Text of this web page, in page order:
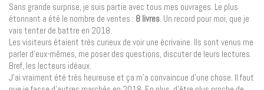
Sans grande surprise, je suis partie avec tous mes ouvrages. Le plus
étonnant a été le nombre de ventes : 8 livres. Un record pour moi, que je
vais tenter de battre en 2018.
Les visiteurs étaient très curieux de voir une écrivaine. Ils sont venus me
parler d’eux-mêmes, me poser des questions, discuter de leurs lectures.
Bref, les lecteurs idéaux.
J’ai vraiment été très heureuse et ça m’a convaincue d’une chose. Il faut